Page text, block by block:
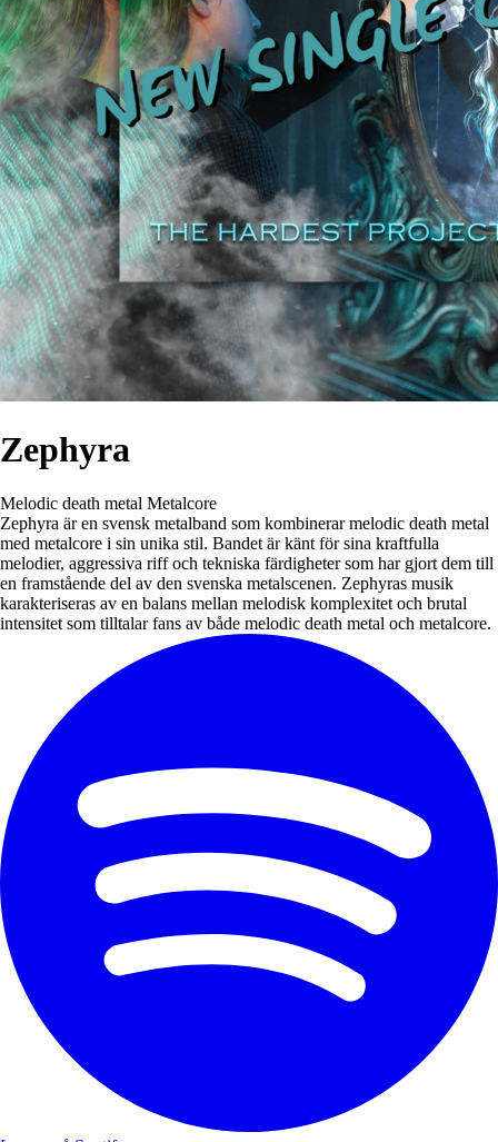
Zephyra
Melodic death metal Metalcore
Zephyra är en svensk metalband som kombinerar melodic death metal
med metalcore i sin unika stil. Bandet är känt för sina kraftfulla
melodier, aggressiva riff och tekniska färdigheter som har gjort dem till
en framstående del av den svenska metalscenen. Zephyras musik
karakteriseras av en balans mellan melodisk komplexitet och brutal
intensitet som tilltalar fans av både melodic death metal och metalcore.